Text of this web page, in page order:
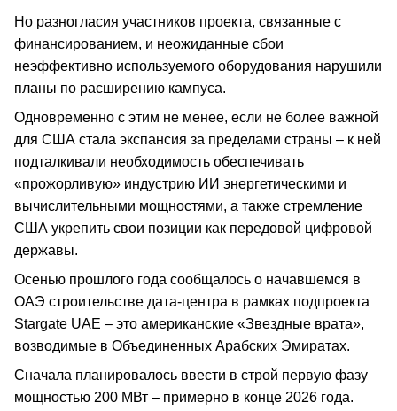
Но разногласия участников проекта, связанные с
финансированием, и неожиданные сбои
неэффективно используемого оборудования нарушили
планы по расширению кампуса.
Одновременно с этим не менее, если не более важной
для США стала экспансия за пределами страны – к ней
подталкивали необходимость обеспечивать
«прожорливую» индустрию ИИ энергетическими и
вычислительными мощностями, а также стремление
США укрепить свои позиции как передовой цифровой
державы.
Осенью прошлого года сообщалось о начавшемся в
ОАЭ строительстве дата-центра в рамках подпроекта
Stargate UAE – это американские «Звездные врата»,
возводимые в Объединенных Арабских Эмиратах.
Сначала планировалось ввести в строй первую фазу
мощностью 200 МВт – примерно в конце 2026 года.